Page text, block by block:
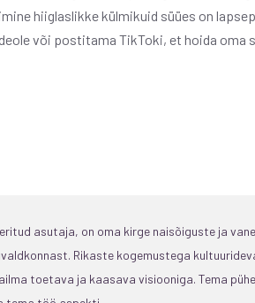
hiiglaslikke külmikuid süües on
või postitama TikToki, et hoida oma
asutaja, on oma kirge naisõiguste ja
Rikaste kogemustega
toetava ja kaasava visiooniga. Tema